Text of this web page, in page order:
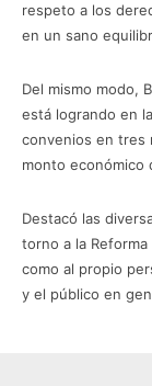
respeto a los
en un sano
Del mismo modo,
está logrando en
convenios en tres
monto económico
Destacó las
torno a la
como al propio
y el público en